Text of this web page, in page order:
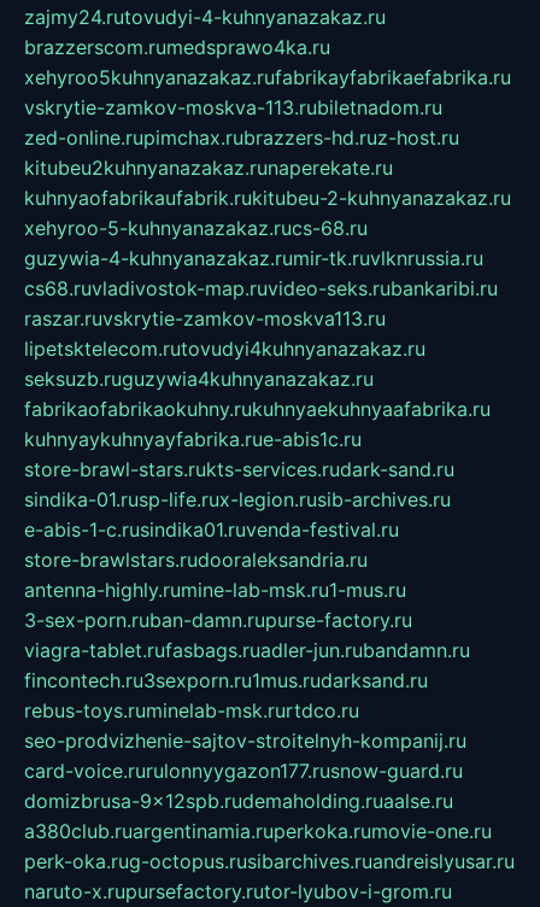
zajmy24.rutovudyi-4-kuhnyanazakaz.ru
brazzerscom.rumedsprawo4ka.ru
xehyroo5kuhnyanazakaz.rufabrikayfabrikaefabrika.ru
vskrytie-zamkov-moskva-113.rubiletnadom.ru
zed-online.rupimchax.rubrazzers-hd.ruz-host.ru
kitubeu2kuhnyanazakaz.runaperekate.ru
kuhnyaofabrikaufabrik.rukitubeu-2-kuhnyanazakaz.ru
xehyroo-5-kuhnyanazakaz.rucs-68.ru
guzywia-4-kuhnyanazakaz.rumir-tk.ruvlknrussia.ru
cs68.ruvladivostok-map.ruvideo-seks.rubankaribi.ru
raszar.ruvskrytie-zamkov-moskva113.ru
lipetsktelecom.rutovudyi4kuhnyanazakaz.ru
seksuzb.ruguzywia4kuhnyanazakaz.ru
fabrikaofabrikaokuhny.rukuhnyaekuhnyaafabrika.ru
kuhnyaykuhnyayfabrika.rue-abis1c.ru
store-brawl-stars.rukts-services.rudark-sand.ru
sindika-01.rusp-life.rux-legion.rusib-archives.ru
e-abis-1-c.rusindika01.ruvenda-festival.ru
store-brawlstars.rudooraleksandria.ru
antenna-highly.rumine-lab-msk.ru1-mus.ru
3-sex-porn.ruban-damn.rupurse-factory.ru
viagra-tablet.rufasbags.ruadler-jun.rubandamn.ru
fincontech.ru3sexporn.ru1mus.rudarksand.ru
rebus-toys.ruminelab-msk.rurtdco.ru
seo-prodvizhenie-sajtov-stroitelnyh-kompanij.ru
card-voice.rurulonnyygazon177.rusnow-guard.ru
domizbrusa-9x12spb.rudemaholding.ruaalse.ru
a380club.ruargentinamia.ruperkoka.rumovie-one.ru
perk-oka.rug-octopus.rusibarchives.ruandreislyusar.ru
naruto-x.rupursefactory.rutor-lyubov-i-grom.ru